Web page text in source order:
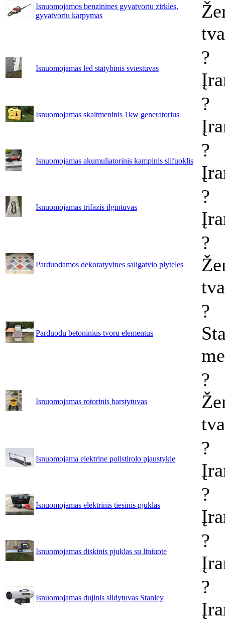
Isnuomojamos benzinines gyvatvoriu zirkles,
gyvatvoriu karpymas
Isnuomojamas led statybinis sviestuvas
?
Isnuomojamas skaitmeninis 1kw generatorius
?
Isnuomojamas akumuliatorinis kampinis slifuoklis
?
Isnuomojamas trifazis ilgintuvas
?
Parduodamos dekoratyvines saligatvio plyteles
?
Parduodu betoninius tvoru elementus
?
Isnuomojamas rotorinis barstytuvas
?
Isnuomojama elektrine polistirolo pjaustykle
?
Isnuomojamas elektrinis tiesinis pjuklas
?
Isnuomojamas diskinis pjuklas su liniuote
?
Isnuomojamas dujinis sildytuvas Stanley
?